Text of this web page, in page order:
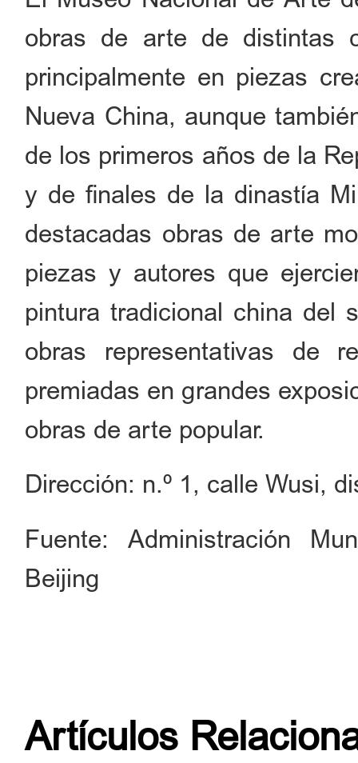
obras de arte de distintas
principalmente en piezas
Nueva China, aunque
de los primeros años de la
y de finales de la dinastía
destacadas obras de arte
piezas y autores que
pintura tradicional china del
obras representativas de
premiadas en grandes
obras de arte popular.
Dirección: n.º 1, calle Wusi,
Fuente: Administración
Beijing
Artículos